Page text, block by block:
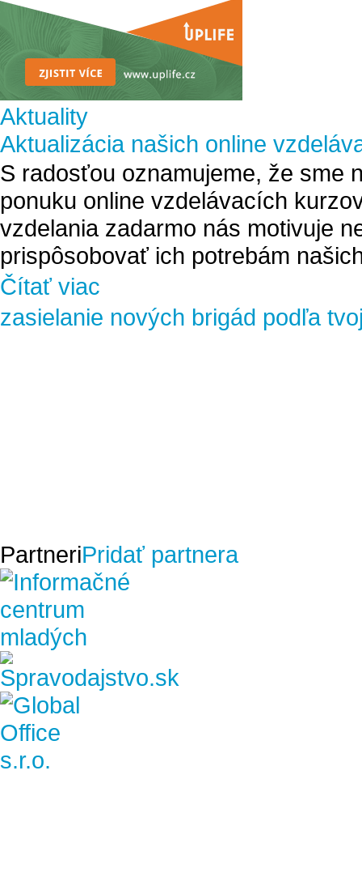
Aktuality
Aktualizácia našich online
S radosťou oznamujeme, že sme
ponuku online vzdelávacích
vzdelania zadarmo nás motivuje
prispôsobovať ich potrebám
Čítať viac
zasielanie nových brigád podľa
PartneriPridať partnera